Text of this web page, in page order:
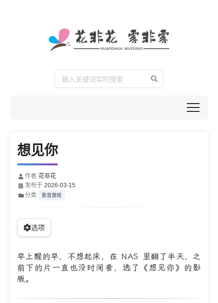
想见你
作者 花非花
发布于 2026-03-15
分类
影音游戏
选项
早上醒的早，不想起床，在 NAS 里翻了半天，之
前下的片一直也没时间看，选了《想见你》的影
版。